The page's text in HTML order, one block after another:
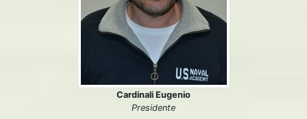
Cardinali Eugenio
Presidente